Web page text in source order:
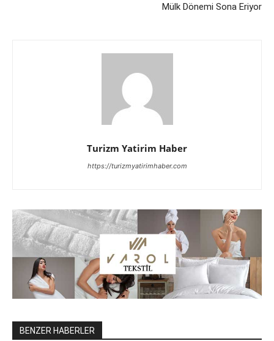
Mülk Dönemi Sona Eriyor
Turizm Yatirim Haber
https://turizmyatirimhaber.com
BENZER HABERLER